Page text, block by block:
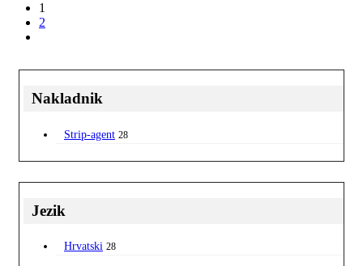
1
2
Nakladnik
Strip-agent 28
Jezik
Hrvatski 28